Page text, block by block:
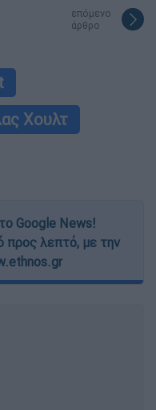
επόμενο
άρθρο
Χουλτ
Google News!
προς λεπτό, με την